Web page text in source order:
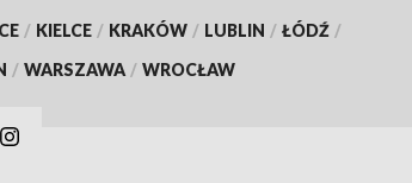
/ KIELCE / KRAKÓW / LUBLIN / ŁÓDŹ /
/ WARSZAWA / WROCŁAW